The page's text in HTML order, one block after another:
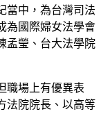
當中，為台灣司法
為國際婦女法學會
孟瑩、台大法學院
職場上有優異表
法院院長、以高等